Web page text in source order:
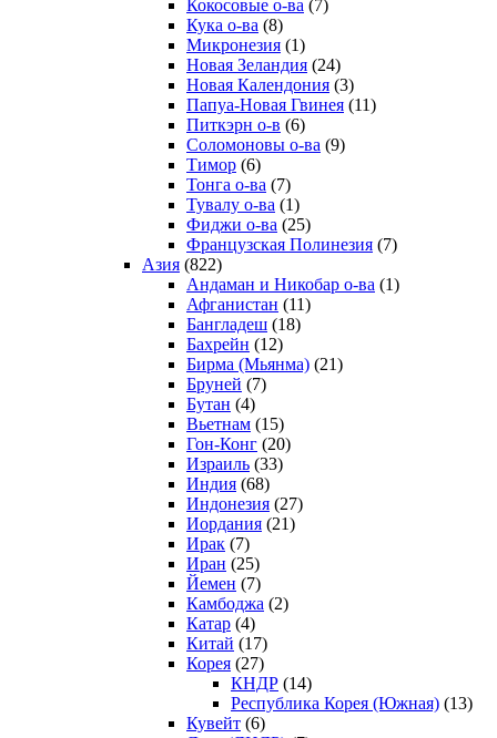
Кокосовые о-ва (7)
Кука о-ва (8)
Микронезия (1)
Новая Зеландия (24)
Новая Календония (3)
Папуа-Новая Гвинея (11)
Питкэрн о-в (6)
Соломоновы о-ва (9)
Тимор (6)
Тонга о-ва (7)
Тувалу о-ва (1)
Фиджи о-ва (25)
Французская Полинезия (7)
Азия (822)
Андаман и Никобар о-ва (1)
Афганистан (11)
Бангладеш (18)
Бахрейн (12)
Бирма (Мьянма) (21)
Бруней (7)
Бутан (4)
Вьетнам (15)
Гон-Конг (20)
Израиль (33)
Индия (68)
Индонезия (27)
Иордания (21)
Ирак (7)
Иран (25)
Йемен (7)
Камбоджа (2)
Катар (4)
Китай (17)
Корея (27)
КНДР (14)
Республика Корея (Южная) (13)
Кувейт (6)